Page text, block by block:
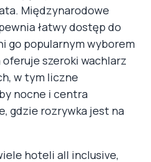
Międzynarodowe
łatwy dostęp do
go popularnym wyborem
szeroki wachlarz
w tym liczne
nocne i centra
gdzie rozrywka jest na
hoteli all inclusive,